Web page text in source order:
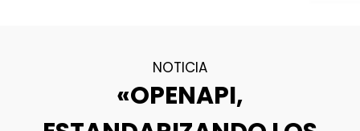
NOTICIA
«OPENAPI,